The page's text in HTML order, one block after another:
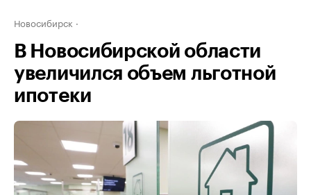
Новосибирск
В Новосибирской области
увеличился объем льготной
ипотеки